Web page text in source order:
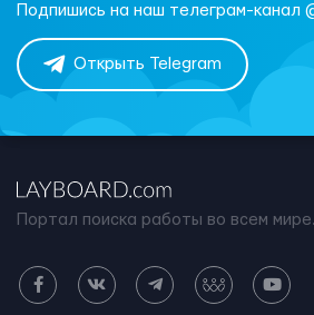
Подпишись на наш телеграм-канал
Открыть Telegram
Портал поиска работы во всем мире.